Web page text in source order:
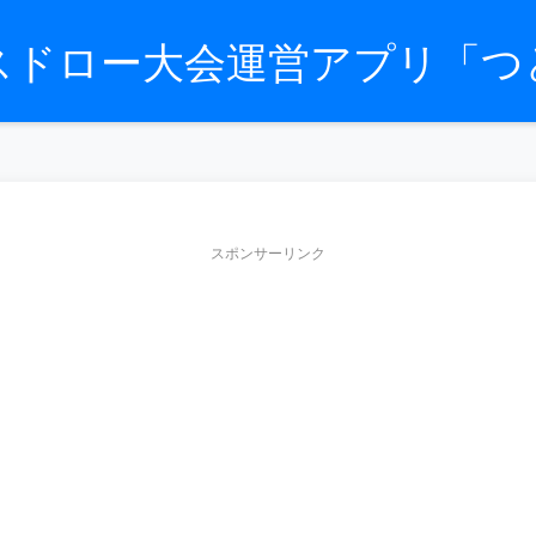
ロー大会運営アプリ「
スポンサーリンク